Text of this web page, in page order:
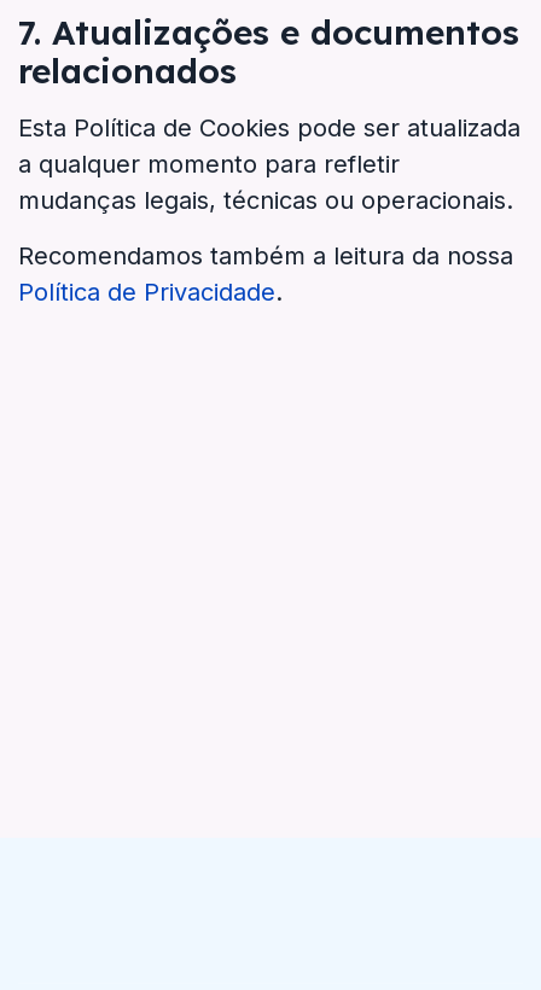
7. Atualizações e documentos
relacionados
Esta Política de Cookies pode ser atualizada
a qualquer momento para refletir
mudanças legais, técnicas ou operacionais.
Recomendamos também a leitura da nossa
Política de Privacidade.